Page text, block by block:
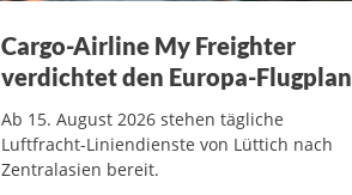
Cargo-Airline My Freighter
verdichtet den Europa-Flugplan
Ab 15. August 2026 stehen tägliche
Luftfracht-Liniendienste von Lüttich nach
Zentralasien bereit.